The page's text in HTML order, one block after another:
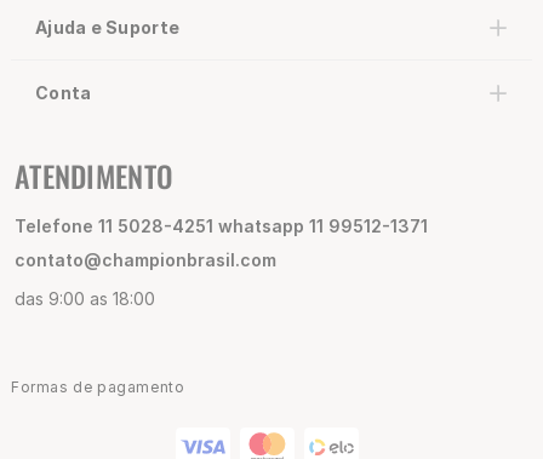
Ajuda e Suporte
Conta
ATENDIMENTO
Telefone 11 5028-4251 whatsapp 11 99512-1371
contato@championbrasil.com
das 9:00 as 18:00
Formas de pagamento